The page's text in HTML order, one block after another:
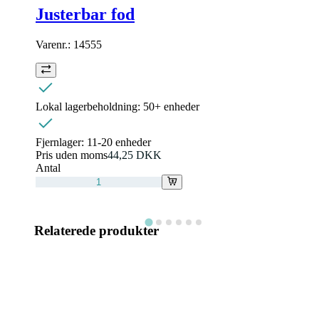
Justerbar fod
Varenr.: 14555
Lokal lagerbeholdning: 50+ enheder
Fjernlager: 11-20 enheder
Pris uden moms44,25 DKK
Antal
Relaterede produkter